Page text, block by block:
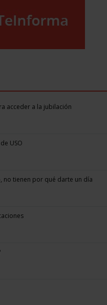
acceder a la jubilación
USO
no tienen por qué darte un día